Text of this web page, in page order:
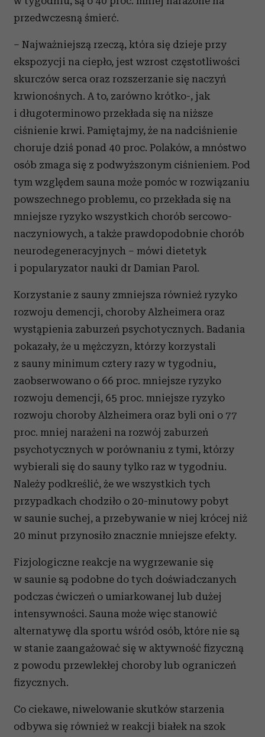
przedwczesną śmierć.
– Najważniejszą rzeczą, która się dzieje przy
ekspozycji na ciepło, jest wzrost częstotliwości
skurczów serca oraz rozszerzanie się naczyń
krwionośnych. A to, zarówno krótko-, jak
i długoterminowo przekłada się na niższe
ciśnienie krwi. Pamiętajmy, że na nadciśnienie
choruje dziś ponad 40 proc. Polaków, a mnóstwo
osób zmaga się z podwyższonym ciśnieniem. Pod
tym względem sauna może pomóc w rozwiązaniu
powszechnego problemu, co przekłada się na
mniejsze ryzyko wszystkich chorób sercowo-
naczyniowych, a także prawdopodobnie chorób
neurodegeneracyjnych – mówi dietetyk
i popularyzator nauki dr Damian Parol.
Korzystanie z sauny zmniejsza również ryzyko
rozwoju demencji, choroby Alzheimera oraz
wystąpienia zaburzeń psychotycznych. Badania
pokazały, że u mężczyzn, którzy korzystali
z sauny minimum cztery razy w tygodniu,
zaobserwowano o 66 proc. mniejsze ryzyko
rozwoju demencji, 65 proc. mniejsze ryzyko
rozwoju choroby Alzheimera oraz byli oni o 77
proc. mniej narażeni na rozwój zaburzeń
psychotycznych w porównaniu z tymi, którzy
wybierali się do sauny tylko raz w tygodniu.
Należy podkreślić, że we wszystkich tych
przypadkach chodziło o 20-minutowy pobyt
w saunie suchej, a przebywanie w niej krócej niż
20 minut przynosiło znacznie mniejsze efekty.
Fizjologiczne reakcje na wygrzewanie się
w saunie są podobne do tych doświadczanych
podczas ćwiczeń o umiarkowanej lub dużej
intensywności. Sauna może więc stanowić
alternatywę dla sportu wśród osób, które nie są
w stanie zaangażować się w aktywność fizyczną
z powodu przewlekłej choroby lub ograniczeń
fizycznych.
Co ciekawe, niwelowanie skutków starzenia
odbywa się również w reakcji białek na szok